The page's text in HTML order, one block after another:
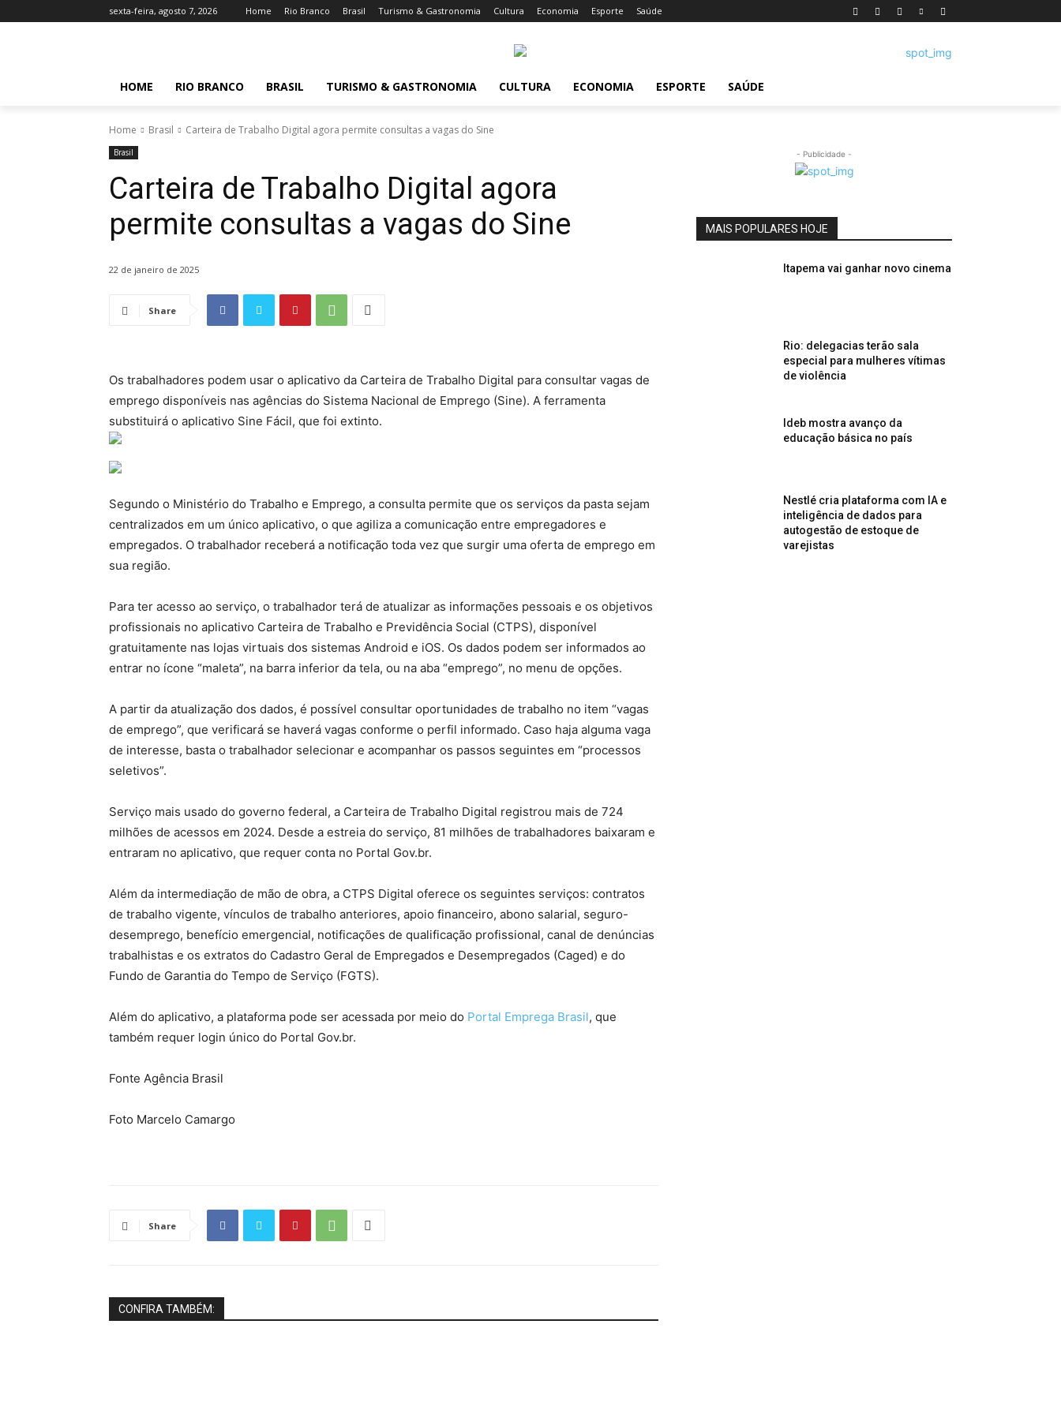
sexta-feira, agosto 7, 2026 Home Rio Branco Brasil Turismo & Gastronomia Cultura Economia Esporte Saúde
HOME RIO BRANCO BRASIL TURISMO & GASTRONOMIA CULTURA ECONOMIA ESPORTE SAÚDE
Home Brasil Carteira de Trabalho Digital agora permite consultas a vagas do Sine
Brasil
Carteira de Trabalho Digital agora
permite consultas a vagas do Sine
22 de janeiro de 2025
Share
Os trabalhadores podem usar o aplicativo da Carteira de Trabalho Digital para consultar vagas de
emprego disponíveis nas agências do Sistema Nacional de Emprego (Sine). A ferramenta
substituirá o aplicativo Sine Fácil, que foi extinto.
Segundo o Ministério do Trabalho e Emprego, a consulta permite que os serviços da pasta sejam
centralizados em um único aplicativo, o que agiliza a comunicação entre empregadores e
empregados. O trabalhador receberá a notificação toda vez que surgir uma oferta de emprego em
sua região.
Para ter acesso ao serviço, o trabalhador terá de atualizar as informações pessoais e os objetivos
profissionais no aplicativo Carteira de Trabalho e Previdência Social (CTPS), disponível
gratuitamente nas lojas virtuais dos sistemas Android e iOS. Os dados podem ser informados ao
entrar no ícone “maleta”, na barra inferior da tela, ou na aba “emprego”, no menu de opções.
A partir da atualização dos dados, é possível consultar oportunidades de trabalho no item “vagas
de emprego”, que verificará se haverá vagas conforme o perfil informado. Caso haja alguma vaga
de interesse, basta o trabalhador selecionar e acompanhar os passos seguintes em “processos
seletivos”.
Serviço mais usado do governo federal, a Carteira de Trabalho Digital registrou mais de 724
milhões de acessos em 2024. Desde a estreia do serviço, 81 milhões de trabalhadores baixaram e
entraram no aplicativo, que requer conta no Portal Gov.br.
Além da intermediação de mão de obra, a CTPS Digital oferece os seguintes serviços: contratos
de trabalho vigente, vínculos de trabalho anteriores, apoio financeiro, abono salarial, seguro-
desemprego, benefício emergencial, notificações de qualificação profissional, canal de denúncias
trabalhistas e os extratos do Cadastro Geral de Empregados e Desempregados (Caged) e do
Fundo de Garantia do Tempo de Serviço (FGTS).
Além do aplicativo, a plataforma pode ser acessada por meio do Portal Emprega Brasil, que
também requer login único do Portal Gov.br.
Fonte Agência Brasil
Foto Marcelo Camargo
Share
CONFIRA TAMBÉM:
- Publicidade -
MAIS POPULARES HOJE
Itapema vai ganhar novo cinema
Rio: delegacias terão sala
especial para mulheres vítimas
de violência
Ideb mostra avanço da
educação básica no país
Nestlé cria plataforma com IA e
inteligência de dados para
autogestão de estoque de
varejistas